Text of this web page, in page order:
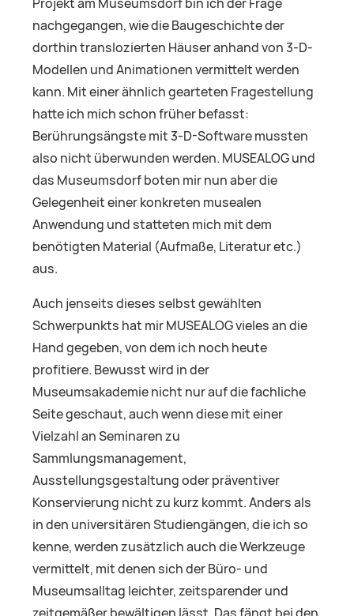
nachgegangen, wie die Baugeschichte der
dorthin translozierten Häuser anhand von 3-D-
Modellen und Animationen vermittelt werden
kann. Mit einer ähnlich gearteten Fragestellung
hatte ich mich schon früher befasst:
Berührungsängste mit 3-D-Software mussten
also nicht überwunden werden. MUSEALOG und
das Museumsdorf boten mir nun aber die
Gelegenheit einer konkreten musealen
Anwendung und statteten mich mit dem
benötigten Material (Aufmaße, Literatur etc.)
aus.
Auch jenseits dieses selbst gewählten
Schwerpunkts hat mir MUSEALOG vieles an die
Hand gegeben, von dem ich noch heute
profitiere. Bewusst wird in der
Museumsakademie nicht nur auf die fachliche
Seite geschaut, auch wenn diese mit einer
Vielzahl an Seminaren zu
Sammlungsmanagement,
Ausstellungsgestaltung oder präventiver
Konservierung nicht zu kurz kommt. Anders als
in den universitären Studiengängen, die ich so
kenne, werden zusätzlich auch die Werkzeuge
vermittelt, mit denen sich der Büro- und
Museumsalltag leichter, zeitsparender und